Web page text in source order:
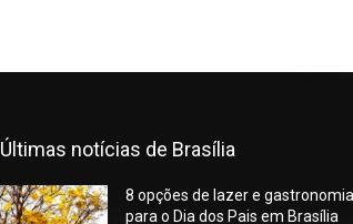
Últimas notícias de Brasília
8 opções de lazer e gastronomia
para o Dia dos Pais em Brasília